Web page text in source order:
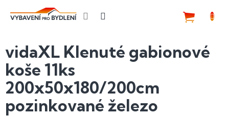
vidaXL Klenuté gabionové
koše 11ks
200x50x180/200cm
pozinkované železo